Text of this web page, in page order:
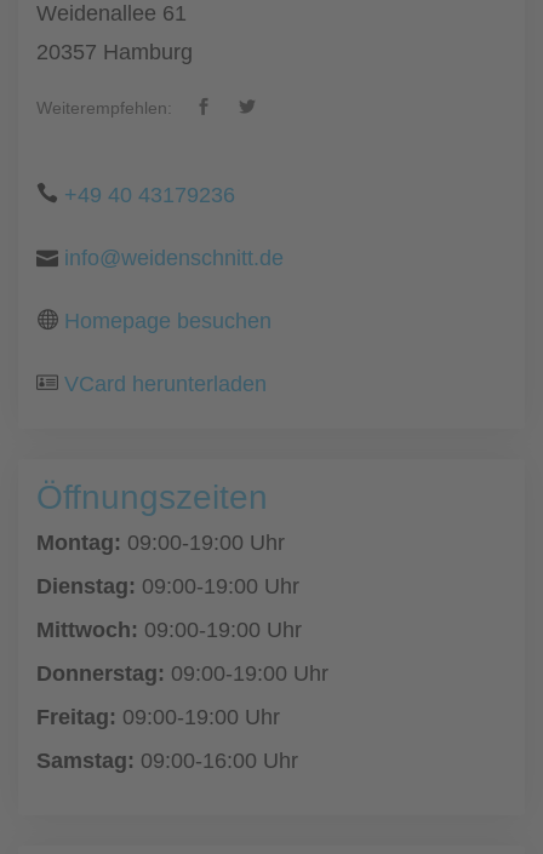
Weidenallee 61
20357 Hamburg
Weiterempfehlen:
+49 40 43179236
info@weidenschnitt.de
Homepage besuchen
VCard herunterladen
Öffnungszeiten
Montag: 09:00-19:00 Uhr
Dienstag: 09:00-19:00 Uhr
Mittwoch: 09:00-19:00 Uhr
Donnerstag: 09:00-19:00 Uhr
Freitag: 09:00-19:00 Uhr
Samstag: 09:00-16:00 Uhr